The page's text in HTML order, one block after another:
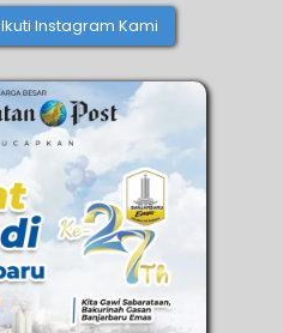
Ikuti Instagram Kami